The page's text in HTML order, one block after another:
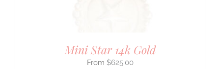
Mini Star 14k Gold
$625.00